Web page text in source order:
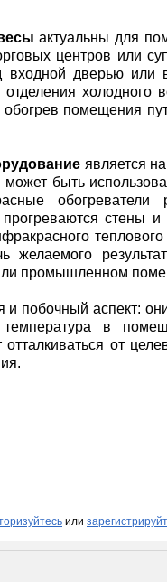
актуальны для
центров или
входной дверью или
холодного
обогрев помещения
является
быть
обогреватели
стены
желаемого
промышленном
и побочный аспект:
в
от
или